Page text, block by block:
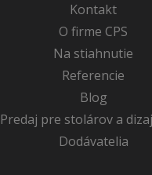
Kontakt
O firme CPS
Na stiahnutie
Referencie
Blog
Predaj pre stolárov a
Dodávatelia